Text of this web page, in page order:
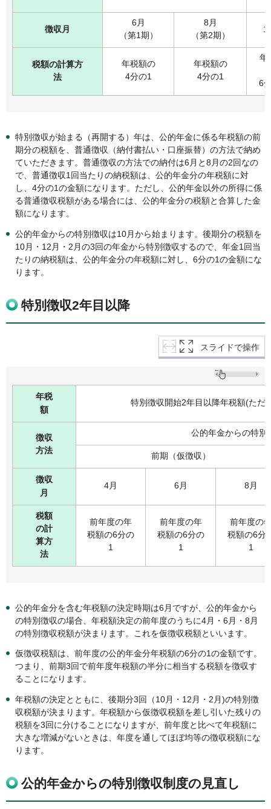
徴収月
6月
（第1期）
8月
（第2期）
税額の計算方
法
年税額の
4分の1
年税額の
4分の1
年
6
特別徴収が始まる（再開する）年は、公的年金に係る年税額の前
期分の税額を、普通徴収（納付書払い・口座振替）の方法で納め
ていただきます。普通徴収の方法での納付は6月と8月の2回なの
で、普通徴収1回当たりの納税額は、公的年金分の年税額に対
し、4分の1の金額になります。ただし、公的年金以外の所得に係
る普通徴収税額がある場合には、公的年金分の税額と合算した金
額になります。
公的年金からの特別徴収は10月から始まります。後期分の税額を
10月・12月・2月の3回の年金から特別徴収するので、年金1回当
たりの納税額は、公的年金分の年税額に対し、6分の1の金額にな
ります。
特別徴収2年目以降
スライドで操作
年税
額
特別徴収開始2年目以降年税額(ただ
徴収
方法
公的年金からの特別
前期（仮徴収）
徴収
月
4月 6月 8月
税額
の計
算方
法
前年度の年
税額の6分の
1
前年度の年
税額の6分の
1
前年度の
税額の6分
1
公的年金分を含む年税額の決定時期は6月ですが、公的年金から
の特別徴収の場合、年税額決定の前年度のうちに4月・6月・8月
の特別徴収税額が決まります。これを仮徴収税額といいます。
仮徴収税額は、前年度の公的年金分年税額の6分の1の金額です。
つまり、前期3回で前年度年税額の半分に相当する税額を徴収す
ることになります。
年税額の決定とともに、後期分3回（10月・12月・2月)の特別徴
収税額が決まります。年税額から仮徴収税額を差し引いた残りの
税額を3回に分けることになりますが、前年度と比べて年税額に
大きな増減がないときは、年度を通してほぼ均等の徴収税額にな
ります。
公的年金からの特別徴収制度の見直し